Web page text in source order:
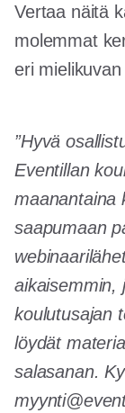
Vertaa näitä
molemmat
eri
”Hyvä
Eventillan
maanantaina
saapumaan
aikaisemmin,
koulutusajan
löydät
salasanan.